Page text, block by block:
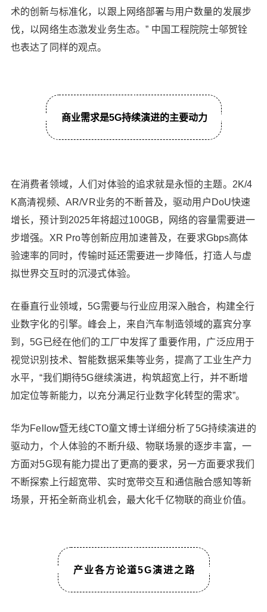
术的创新与标准化，以跟上网络部署与用户数量的发展步
伐，以网络生态激发业务生态。” 中国工程院院士邬贺铨
也表达了同样的观点。
商业需求是5G持续演进的主要动力
在消费者领域，人们对体验的追求就是永恒的主题。2K/4
K高清视频、AR/VR业务的不断普及，驱动用户DoU快速
增长，预计到2025年将超过100GB，网络的容量需要进一
步增强。XR Pro等创新应用加速普及，在要求Gbps高体
验速率的同时，传输时延还需要进一步降低，打造人与虚
拟世界交互时的沉浸式体验。
在垂直行业领域，5G需要与行业应用深入融合，构建全行
业数字化的引擎。峰会上，来自汽车制造领域的嘉宾分享
到，5G已经在他们的工厂中发挥了重要作用，广泛应用于
视觉识别技术、智能数据采集等业务，提高了工业生产力
水平，“我们期待5G继续演进，构筑超宽上行，并不断增
加定位等新能力，以充分满足行业数字化转型的需求”。
华为Fellow暨无线CTO童文博士详细分析了5G持续演进的
驱动力，个人体验的不断升级、物联场景的逐步丰富，一
方面对5G现有能力提出了更高的要求，另一方面要求我们
不断探索上行超宽带、实时宽带交互和通信融合感知等新
场景，开拓全新商业机会，最大化千亿物联的商业价值。
产业各方论道5G演进之路
行，并不断增加定位等新能力，以充分满足行业数
字化转型的需求”。 华为Fellow暨无线CTO童文博士
详细分析了5G持续演进的驱动力，个人体验的不断
行超宽带、实时宽带交互和通信融合感知等新场
景，开拓全新商业机会，最大化千亿物联的商业价
值。 产业各方论道5G演进之路 回顾全球无线通信
产业发展的成功，核心DNA是标准的统一和产业链
技术成熟。 峰会期间，中国移动研究院副院长黄宇
红，分享了中国移动联合产业各方发布的《5G无线
为基础，对5G演进的需求和关键无线技术方向进行
的深入研讨。她表示，希望5G无线在四个技术方向
持续演进。一是构建智能高效的无线网络，着力提
高5G网络的效率；二是持续增强eMBB、mMTC、
率最大化技术，重构Sub100GHz频谱使用模式；四
通信等新能力，打开新商业空间。 此外，爱立信东
北亚研究中心总经理彭俊江、高通公司技术标准高
级总监李俨也针对白皮书中的内容做了精彩的解
读。 峰会的最后，由知名独立观察者黄海峰主持，
中国移动（上海）产业研究院副院长陈豫蓉、中国
圆桌，就5G演进的驱动力和技术方向进行了详细讨
论，并建议产业各方强化跨行业协作，通过样板点
形成示范作用，共创共享产业价值。 移动通信技术
十年一代，未来十年是5G的十年；每一个代际中，
无线技术仍将持续发展演进。面向未来，产业各方